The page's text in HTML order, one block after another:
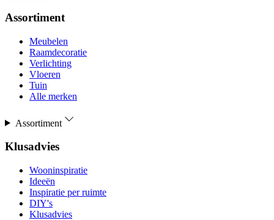
Assortiment
Meubelen
Raamdecoratie
Verlichting
Vloeren
Tuin
Alle merken
Assortiment
Klusadvies
Wooninspiratie
Ideeën
Inspiratie per ruimte
DIY's
Klusadvies